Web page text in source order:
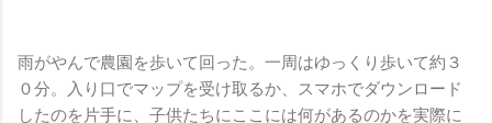
雨がやんで農園を歩いて回った。一周はゆっくり歩いて約３
０分。入り口でマップを受け取るか、スマホでダウンロード
したのを片手に、子供たちにここには何があるのかを実際に